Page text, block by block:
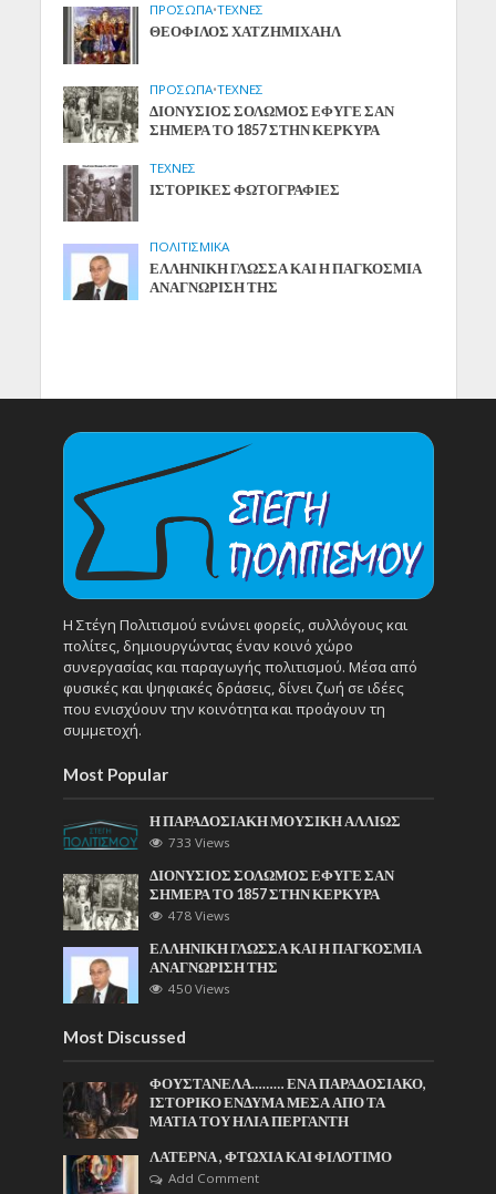
ΠΡΟΣΩΠΑ•ΤΕΧΝΕΣ
ΘΕΟΦΙΛΟΣ ΧΑΤΖΗΜΙΧΑΗΛ
ΠΡΟΣΩΠΑ•ΤΕΧΝΕΣ
ΔΙΟΝΥΣΙΟΣ ΣΟΛΩΜΟΣ ΕΦΥΓΕ ΣΑΝ
ΣΗΜΕΡΑ ΤΟ 1857 ΣΤΗΝ ΚΕΡΚΥΡΑ
ΤΕΧΝΕΣ
ΙΣΤΟΡΙΚΕΣ ΦΩΤΟΓΡΑΦΙΕΣ
ΠΟΛΙΤΙΣΜΙΚΑ
ΕΛΛΗΝΙΚΗ ΓΛΩΣΣΑ ΚΑΙ Η ΠΑΓΚΟΣΜΙΑ
ΑΝΑΓΝΩΡΙΣΗ ΤΗΣ
Η Στέγη Πολιτισμού ενώνει φορείς, συλλόγους και
πολίτες, δημιουργώντας έναν κοινό χώρο
συνεργασίας και παραγωγής πολιτισμού. Μέσα από
φυσικές και ψηφιακές δράσεις, δίνει ζωή σε ιδέες
που ενισχύουν την κοινότητα και προάγουν τη
συμμετοχή.
Most Popular
Η ΠΑΡΑΔΟΣΙΑΚΗ ΜΟΥΣΙΚΗ ΑΛΛΙΩΣ
733 Views
ΔΙΟΝΥΣΙΟΣ ΣΟΛΩΜΟΣ ΕΦΥΓΕ ΣΑΝ
ΣΗΜΕΡΑ ΤΟ 1857 ΣΤΗΝ ΚΕΡΚΥΡΑ
478 Views
ΕΛΛΗΝΙΚΗ ΓΛΩΣΣΑ ΚΑΙ Η ΠΑΓΚΟΣΜΙΑ
ΑΝΑΓΝΩΡΙΣΗ ΤΗΣ
450 Views
Most Discussed
ΦΟΥΣΤΑΝΕΛΑ……… ΕΝΑ ΠΑΡΑΔΟΣΙΑΚΟ,
ΙΣΤΟΡΙΚΟ ΕΝΔΥΜΑ ΜΕΣΑ ΑΠΟ ΤΑ
ΜΑΤΙΑ ΤΟΥ ΗΛΙΑ ΠΕΡΓΑΝΤΗ
ΛΑΤΕΡΝΑ , ΦΤΩΧΙΑ ΚΑΙ ΦΙΛΟΤΙΜΟ
Add Comment